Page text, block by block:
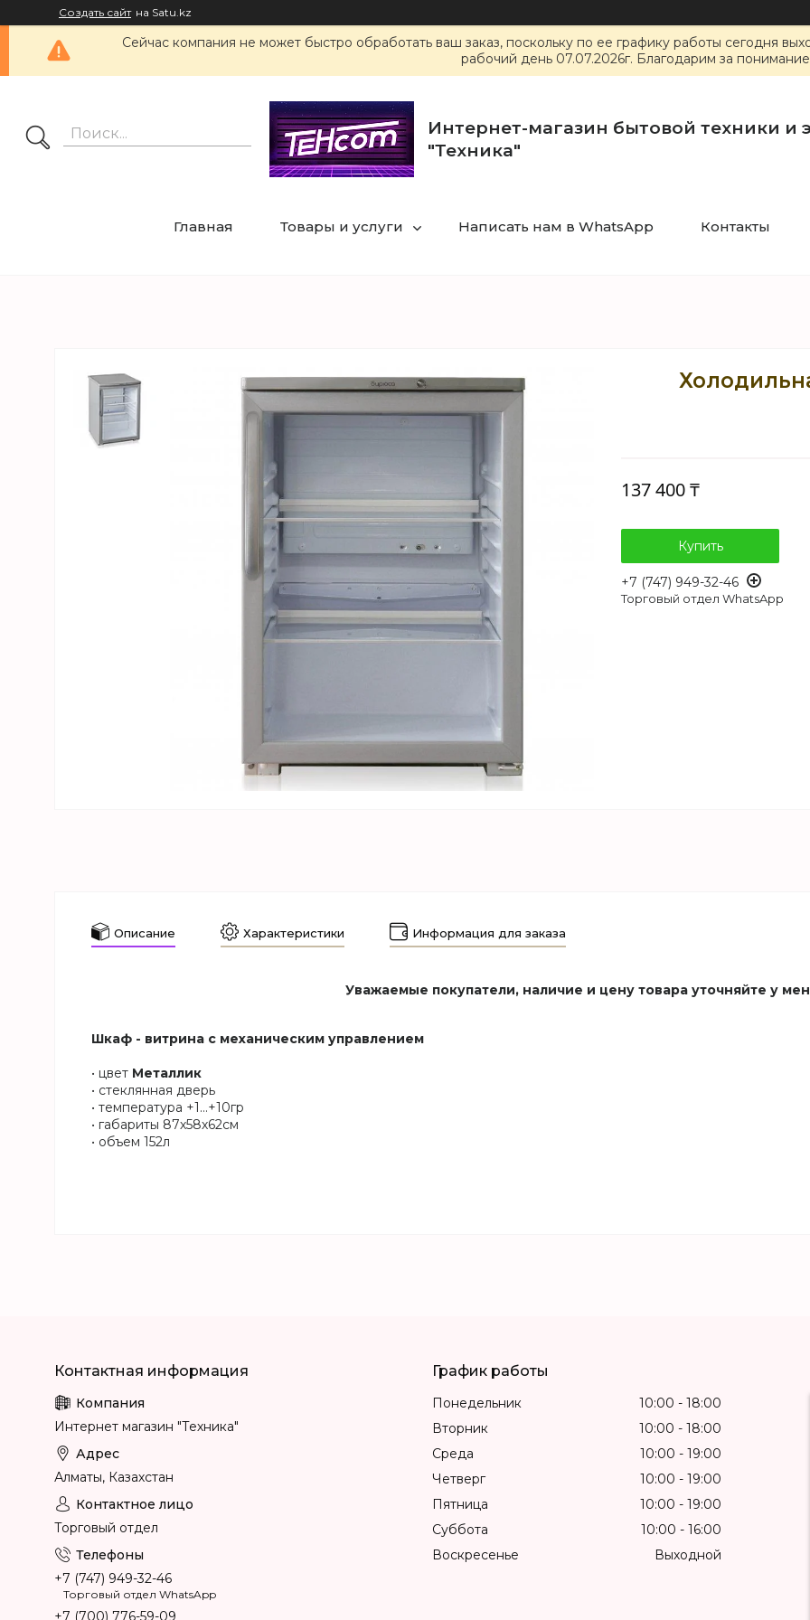
Создать сайт на Satu.kz
Сейчас компания не может быстро обработать ваш заказ, поскольку по ее графику работы сегодня
рабочий день 07.07.2026г. Благодарим за
Интернет-магазин бытовой техники и
"Техника"
Главная Товары и услуги Написать нам в WhatsApp Контакты
137 400 ₸
Купить
+7 (747) 949-32-46
Торговый отдел WhatsApp
Описание Характеристики Информация для заказа
Уважаемые покупатели, наличие и цену товара уточняйте у
Шкаф - витрина с механическим управлением
• цвет Металлик
• стеклянная дверь
• температура +1…+10гр
• габариты 87х58х62см
• объем 152л
Интернет магазин "Техника"
Алматы, Казахстан
Торговый отдел
+7 (747) 949-32-46
Торговый отдел WhatsApp
+7 (700) 776-59-09
График работы
Понедельник 10:00
18:00
Вторник
10:00
18:00
Среда
10:00
19:00
Четверг
10:00
19:00
Пятница
10:00
19:00
Суббота
10:00
16:00
Воскресенье
Выходной